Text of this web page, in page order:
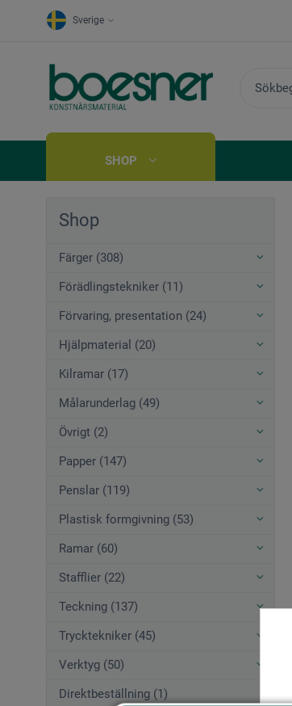
Sverige
SHOP
Shop
Färger (308)
Förädlingstekniker (11)
Förvaring, presentation (24)
Hjälpmaterial (20)
Kilramar (17)
Målarunderlag (49)
Övrigt (2)
Papper (147)
Penslar (119)
Plastisk formgivning (53)
Ramar (60)
Stafflier (22)
Teckning (137)
Trycktekniker (45)
Verktyg (50)
Direktbeställning (1)